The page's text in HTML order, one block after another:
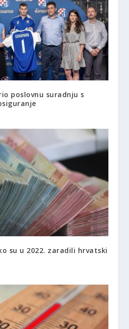
poslovnu suradnju s
su u 2022. zaradili hrvatski